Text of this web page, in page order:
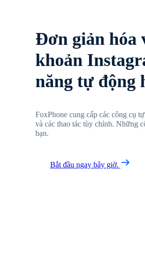
Đơn giản hóa
khoản
năng tự động
FoxPhone cung cấp các công cụ
và các thao tác tùy chỉnh. Những
bạn.
Bắt đầu ngay bây giờ.